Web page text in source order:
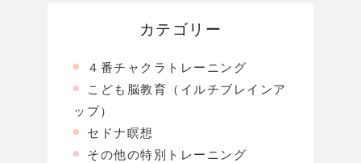
カテゴリー
４番チャクラトレーニング
こども脳教育（イルチブレインア
ップ）
セドナ瞑想
その他の特別トレーニング